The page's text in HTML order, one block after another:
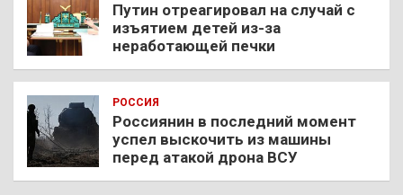
Путин отреагировал на случай с
изъятием детей из-за
неработающей печки
РОССИЯ
Россиянин в последний момент
успел выскочить из машины
перед атакой дрона ВСУ